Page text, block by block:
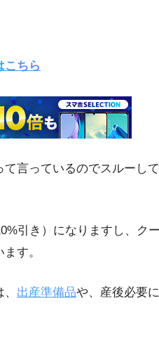
こちら
言っているのでスルーし
引き）になりますし、ク
す。
出産準備品や、産後必要